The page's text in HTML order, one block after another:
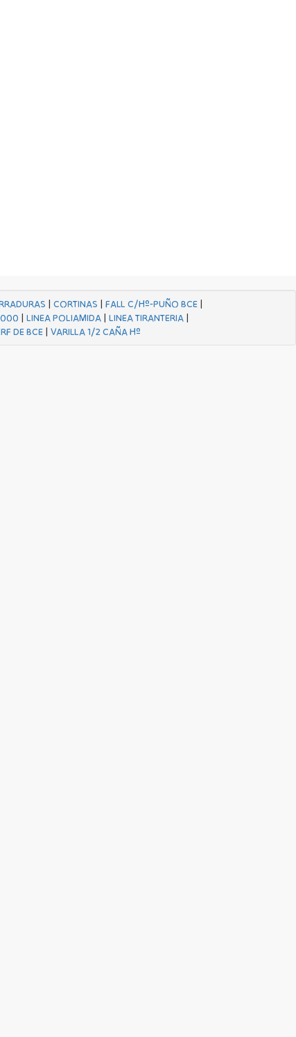
| CORTINAS | FALL C/Hº-PUÑO BCE|
|LINEA POLIAMIDA |LINEA TIRANTERIA |
DE BCE| VARILLA 1/2 CAÑA Hº